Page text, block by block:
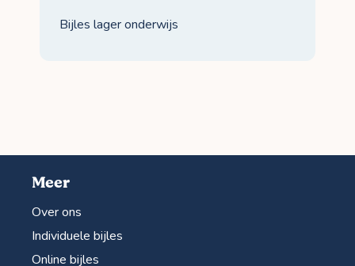
Bijles lager onderwijs
Meer
Over ons
Individuele bijles
Online bijles